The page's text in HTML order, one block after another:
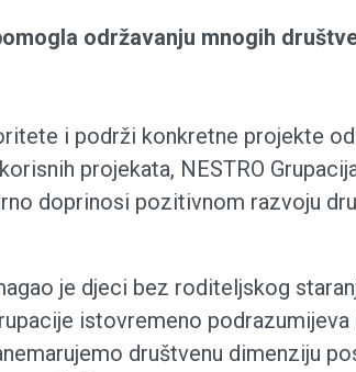
održavanju mnogih
i podrži konkretne projekte
projekata, NESTRO
doprinosi pozitivnom razvoju
je djeci bez roditeljskog
istovremeno
društvenu dimenziju